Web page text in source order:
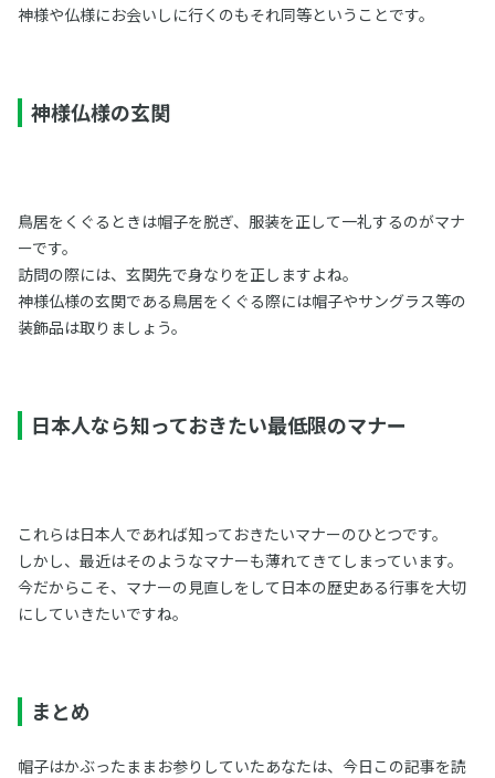
神様や仏様にお会いしに行くのもそれ同等ということです。
神様仏様の玄関
鳥居をくぐるときは帽子を脱ぎ、服装を正して一礼するのがマナ
ーです。
訪問の際には、玄関先で身なりを正しますよね。
神様仏様の玄関である鳥居をくぐる際には帽子やサングラス等の
装飾品は取りましょう。
日本人なら知っておきたい最低限のマナー
これらは日本人であれば知っておきたいマナーのひとつです。
しかし、最近はそのようなマナーも薄れてきてしまっています。
今だからこそ、マナーの見直しをして日本の歴史ある行事を大切
にしていきたいですね。
まとめ
帽子はかぶったままお参りしていたあなたは、今日この記事を読